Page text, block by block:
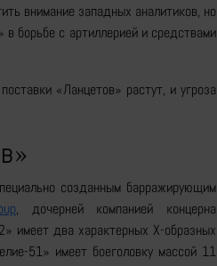
внимание западных аналитиков, но
борьбе с артиллерией и средствами
«Ланцетов» растут, и угроза
созданным барражирующим
, дочерней компанией концерна
имеет два характерных Х-образных
51» имеет боеголовку массой 11